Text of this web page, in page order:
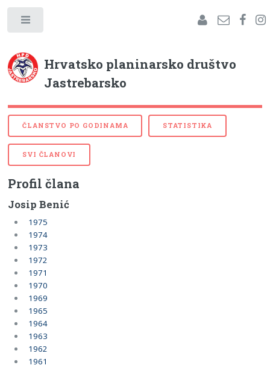
Hrvatsko planinarsko društvo
Jastrebarsko
ČLANSTVO PO GODINAMA STATISTIKA
SVI ČLANOVI
Profil člana
Josip Benić
1975
1974
1973
1972
1971
1970
1969
1965
1964
1963
1962
1961